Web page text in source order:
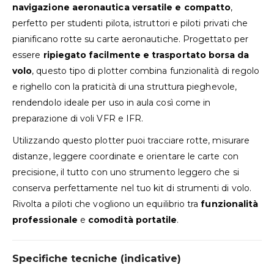
navigazione aeronautica versatile e compatto,
perfetto per studenti pilota, istruttori e piloti privati che
pianificano rotte su carte aeronautiche. Progettato per
essere ripiegato facilmente e trasportato borsa da
volo, questo tipo di plotter combina funzionalità di regolo
e righello con la praticità di una struttura pieghevole,
rendendolo ideale per uso in aula così come in
preparazione di voli VFR e IFR.
Utilizzando questo plotter puoi tracciare rotte, misurare
distanze, leggere coordinate e orientare le carte con
precisione, il tutto con uno strumento leggero che si
conserva perfettamente nel tuo kit di strumenti di volo.
Rivolta a piloti che vogliono un equilibrio trafunzionalità
professionale e comodità portatile.
Specifiche tecniche (indicative)